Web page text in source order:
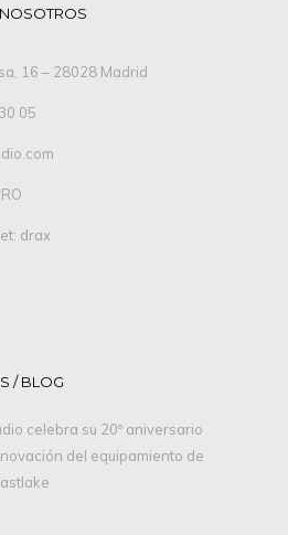
16 – 28028 Madrid
05
drax
/ BLOG
celebra su 20º aniversario
del equipamiento de